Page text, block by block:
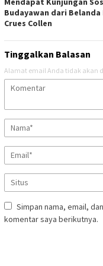
Budayawan dari Belanda
Crues Collen
Tinggalkan Balasan
Alamat email Anda tidak akan
Simpan nama, email,
komentar saya berikutnya.